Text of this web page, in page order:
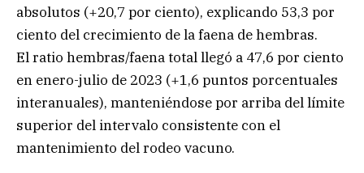
absolutos (+20,7 por ciento), explicando 53,3 por
ciento del crecimiento de la faena de hembras.
El ratio hembras/faena total llegó a 47,6 por ciento
en enero-julio de 2023 (+1,6 puntos porcentuales
interanuales), manteniéndose por arriba del límite
superior del intervalo consistente con el
mantenimiento del rodeo vacuno.